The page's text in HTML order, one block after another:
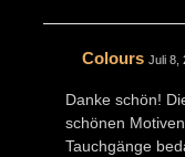
Colours Juli 8,
Danke schön!
schönen
Tauchgänge